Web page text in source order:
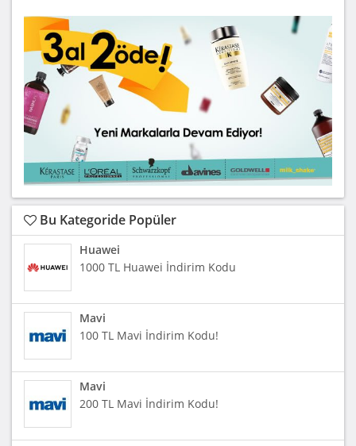
Bu Kategoride Popüler
Huawei
1000 TL Huawei İndirim Kodu
Mavi
100 TL Mavi İndirim Kodu!
Mavi
200 TL Mavi İndirim Kodu!